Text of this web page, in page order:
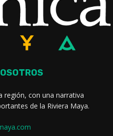
región, con una narrativa
de la Riviera Maya.